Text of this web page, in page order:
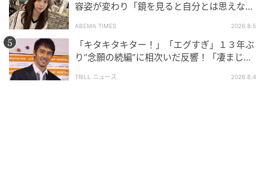
ウーマンエキサイトは、ママを中心とした女性向け
子育て・くらし・レシピ・ハンドメイド・ビューテ
ィの情報がセレクトできるように、最新情報やラン
キング、すぐに役立つサービスをお届けします。
容姿が変わり「鏡を見ると自分とは思えなか
ABEMA TIMES 2026.8.5
「キタキタキター！」「エグすぎ」１３年ぶ
り“念願の続編”に相次いだ反響！「凄まじく
TRILL ニュース 2026.8.4